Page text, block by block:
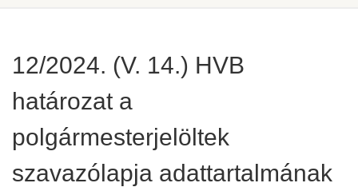
12/2024. (V. 14.) HVB
határozat a
polgármesterjelöltek
szavazólapja adattartalmának